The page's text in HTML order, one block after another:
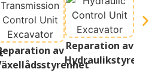
av Reparation av